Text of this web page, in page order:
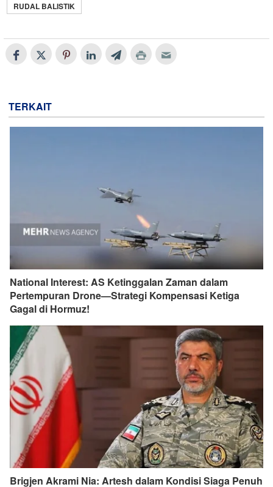
RUDAL BALISTIK
TERKAIT
National Interest: AS Ketinggalan Zaman dalam
Pertempuran Drone—Strategi Kompensasi Ketiga
Gagal di Hormuz!
Brigjen Akrami Nia: Artesh dalam Kondisi Siaga Penuh